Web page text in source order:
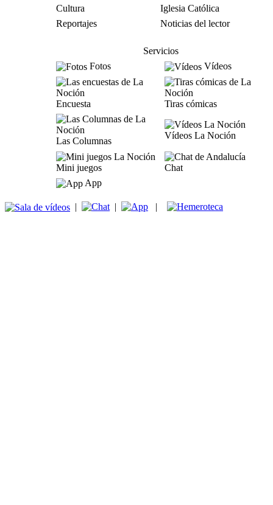
Cultura
Iglesia Católica
Reportajes
Noticias del lector
Servicios
Fotos
Vídeos
Encuesta Tiras cómicas
Las Columnas
Vídeos La Noción
Mini juegos
Chat
App
| | |